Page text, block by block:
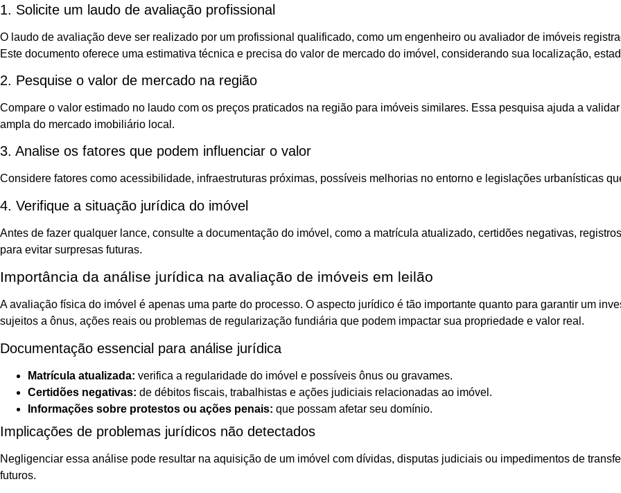
1. Solicite um laudo de avaliação profissional
O laudo de avaliação deve ser realizado por um profissional qualificado, como um engenheiro ou avaliador de imóveis
Este documento oferece uma estimativa técnica e precisa do valor de mercado do imóvel, considerando sua localização,
2. Pesquise o valor de mercado na região
Compare o valor estimado no laudo com os preços praticados na região para imóveis similares. Essa pesquisa ajuda a
ampla do mercado imobiliário local.
3. Analise os fatores que podem influenciar o valor
Considere fatores como acessibilidade, infraestruturas próximas, possíveis melhorias no entorno e legislações urbanísticas
4. Verifique a situação jurídica do imóvel
Antes de fazer qualquer lance, consulte a documentação do imóvel, como a matrícula atualizado, certidões negativas,
para evitar surpresas futuras.
Importância da análise jurídica na avaliação de imóveis em leilão
A avaliação física do imóvel é apenas uma parte do processo. O aspecto jurídico é tão importante quanto para garantir um
sujeitos a ônus, ações reais ou problemas de regularização fundiária que podem impactar sua propriedade e valor real.
Documentação essencial para análise jurídica
Matrícula atualizada: verifica a regularidade do imóvel e possíveis ônus ou gravames.
Certidões negativas: de débitos fiscais, trabalhistas e ações judiciais relacionadas ao imóvel.
Informações sobre protestos ou ações penais: que possam afetar seu domínio.
Implicações de problemas jurídicos não detectados
Negligenciar essa análise pode resultar na aquisição de um imóvel com dívidas, disputas judiciais ou impedimentos de
futuros.